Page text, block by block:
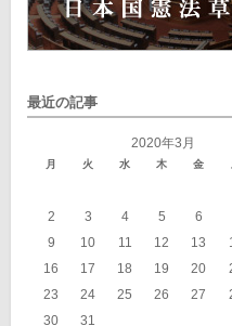
最近の記事
2020年3月
月 火 水 木 金
2
3 4 5 6
9
10 11 12 13
16
17 18 19 20
23
24 25 26 27
30
31